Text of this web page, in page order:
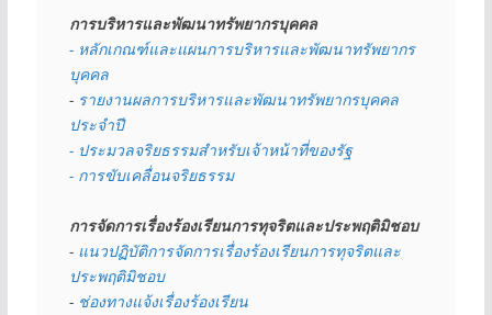
การบริหารและพัฒนาทรัพยากรบุคคล
- หลักเกณฑ์และแผนการบริหารและพัฒนาทรัพยากร
บุคคล
- รายงานผลการบริหารและพัฒนาทรัพยากรบุคคล
ประจำปี
- ประมวลจริยธรรมสำหรับเจ้าหน้าที่ของรัฐ
- การขับเคลื่อนจริยธรรม
การจัดการเรื่องร้องเรียนการทุจริตและประพฤติมิชอบ
- แนวปฏิบัติการจัดการเรื่องร้องเรียนการทุจริตและ
ประพฤติมิชอบ
- ช่องทางแจ้งเรื่องร้องเรียน